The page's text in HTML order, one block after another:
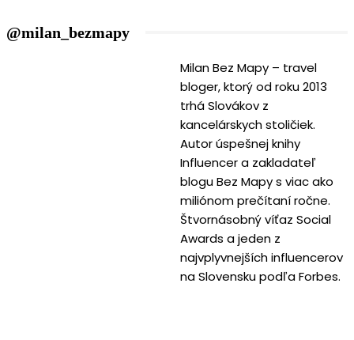
@milan_bezmapy
Milan Bez Mapy – travel
bloger, ktorý od roku 2013
trhá Slovákov z
kancelárskych stoličiek.
Autor úspešnej knihy
Influencer a zakladateľ
blogu Bez Mapy s viac ako
miliónom prečítaní ročne.
Štvornásobný víťaz Social
Awards a jeden z
najvplyvnejších influencerov
na Slovensku podľa Forbes.